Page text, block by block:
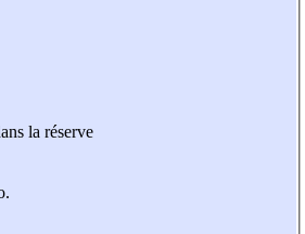
la réserve